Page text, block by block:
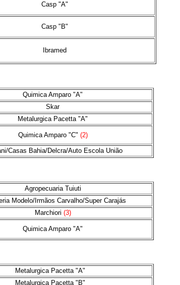
Casp "A"
Casp "B"
Ibramed
Quimica Amparo "A"
Skar
Metalurgica Pacetta "A"
Quimica Amparo"C" (2)
Casas Bahia/Delcra/Auto Escola União
Agropecuaria Tuiuti
Modelo/Irmãos Carvalho/Super Carajás
Marchiori (3)
Quimica Amparo "A"
Metalurgica Pacetta "A"
Metalurgica Pacetta "B"